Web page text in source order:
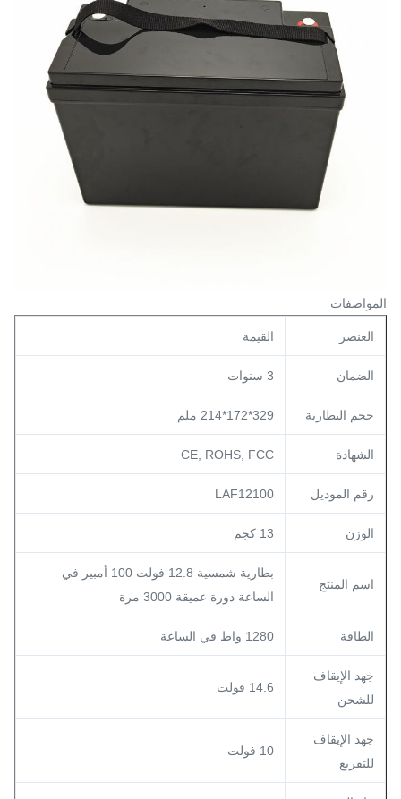
المواصفات
العنصر القيمة
الضمان 3 سنوات
حجم البطارية 329*172*214 ملم
الشهادة CE, ROHS, FCC
رقم الموديل LAF12100
الوزن 13 كجم
اسم المنتج
بطارية شمسية 12.8 فولت 100 أمبير في
الساعة دورة عميقة 3000 مرة
الطاقة 1280 واط في الساعة
جهد الإيقاف
للشحن
14.6 فولت
جهد الإيقاف
للتفريغ
10 فولت